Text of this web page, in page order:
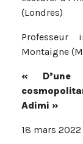
(Londres)
Professeur
Montaigne
« D’une
Adimi »
18 mars 2022